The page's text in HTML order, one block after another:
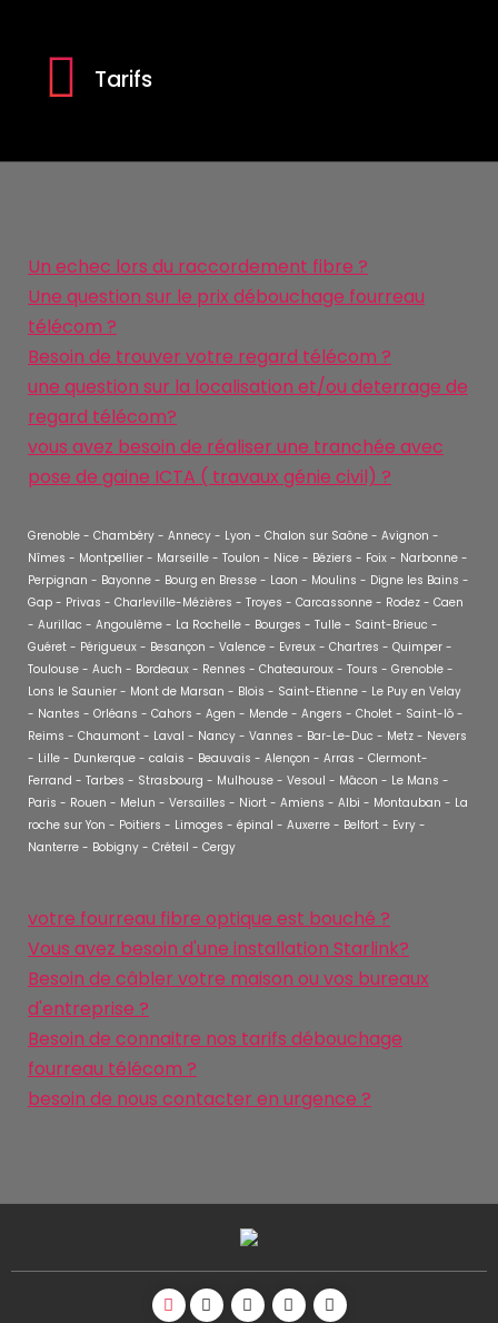
Tarifs
Un echec lors du raccordement fibre ?
Une question sur le prix débouchage fourreau
télécom ?
Besoin de trouver votre regard télécom ?
une question sur la localisation et/ou deterrage de
regard télécom?
vous avez besoin de réaliser une tranchée avec
pose de gaine ICTA ( travaux génie civil) ?
Grenoble - Chambéry - Annecy - Lyon - Chalon sur Saône - Avignon -
Nîmes - Montpellier - Marseille - Toulon - Nice - Béziers - Foix - Narbonne -
Perpignan - Bayonne - Bourg en Bresse - Laon - Moulins - Digne les Bains -
Gap - Privas - Charleville-Mézières - Troyes - Carcassonne - Rodez - Caen
- Aurillac - Angoulême - La Rochelle - Bourges - Tulle - Saint-Brieuc -
Guéret - Périgueux - Besançon - Valence - Evreux - Chartres - Quimper -
Toulouse - Auch - Bordeaux - Rennes - Chateauroux - Tours - Grenoble -
Lons le Saunier - Mont de Marsan - Blois - Saint-Etienne - Le Puy en Velay
- Nantes - Orléans - Cahors - Agen - Mende - Angers - Cholet - Saint-lô -
Reims - Chaumont - Laval - Nancy - Vannes - Bar-Le-Duc - Metz - Nevers
- Lille - Dunkerque - calais - Beauvais - Alençon - Arras - Clermont-
Ferrand - Tarbes - Strasbourg - Mulhouse - Vesoul - Mâcon - Le Mans -
Paris - Rouen - Melun - Versailles - Niort - Amiens - Albi - Montauban - La
roche sur Yon - Poitiers - Limoges - épinal - Auxerre - Belfort - Evry -
Nanterre - Bobigny - Créteil - Cergy
votre fourreau fibre optique est bouché ?
Vous avez besoin d'une installation Starlink?
Besoin de câbler votre maison ou vos bureaux
d'entreprise ?
Besoin de connaitre nos tarifs débouchage
fourreau télécom ?
besoin de nous contacter en urgence ?